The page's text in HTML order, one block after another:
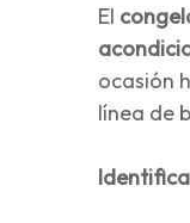
El
ocasión
línea de